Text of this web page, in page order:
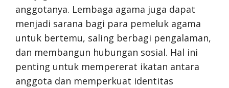
anggotanya. Lembaga agama juga dapat
menjadi sarana bagi para pemeluk agama
untuk bertemu, saling berbagi pengalaman,
dan membangun hubungan sosial. Hal ini
penting untuk mempererat ikatan antara
anggota dan memperkuat identitas